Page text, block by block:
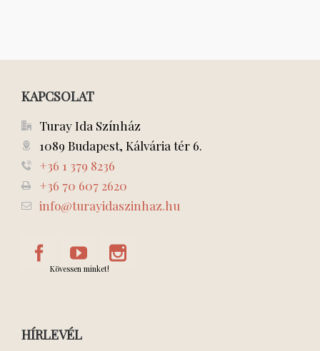
KAPCSOLAT
Turay Ida Színház
1089 Budapest, Kálvária tér 6.
+36 1 379 8236
+36 70 607 2620
info@turayidaszinhaz.hu
Kövessen minket!
HÍRLEVÉL